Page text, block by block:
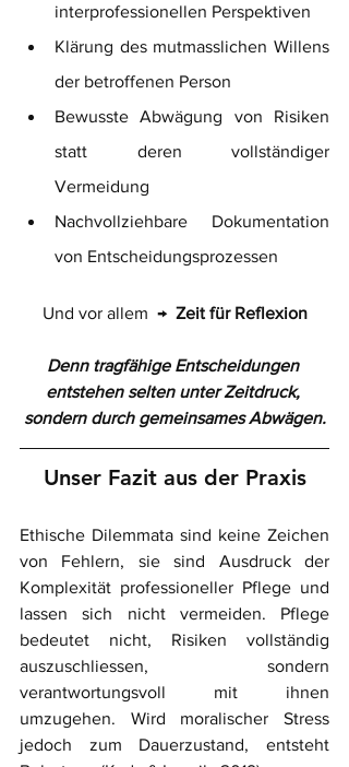
interprofessionellen Perspektiven
Klärung des mutmasslichen Willens
der betroffenen Person
Bewusste Abwägung von Risiken
statt deren vollständiger
Vermeidung
Nachvollziehbare Dokumentation
von Entscheidungsprozessen
Und vor allem  → Zeit für Reflexion
Denn tragfähige Entscheidungen
entstehen selten unter Zeitdruck,
sondern durch gemeinsames Abwägen.
Unser Fazit aus der Praxis
Ethische Dilemmata sind keine Zeichen
von Fehlern, sie sind Ausdruck der
Komplexität professioneller Pflege und
lassen sich nicht vermeiden. Pflege
bedeutet nicht, Risiken vollständig
auszuschliessen, sondern
verantwortungsvoll mit ihnen
umzugehen. Wird moralischer Stress
jedoch zum Dauerzustand, entsteht